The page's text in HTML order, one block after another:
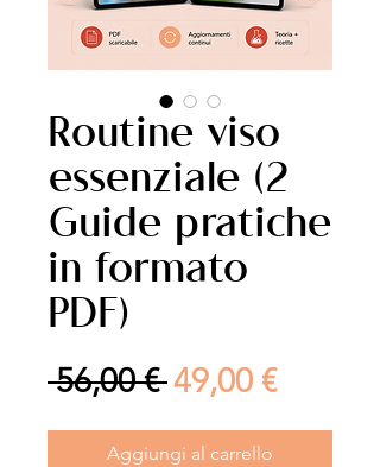
Routine viso
essenziale (2
Guide pratiche
in formato
PDF)
56,00 € Prezzo
regolare
49,00 €Prezzo
Aggiungi al carrello